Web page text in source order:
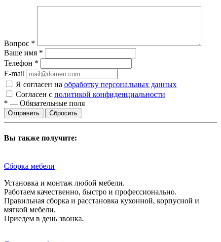
Вопрос *
Ваше имя *
Телефон *
E-mail
Я согласен на обработку персональных данных
Согласен с политикой конфиденциальности
* — Обязательные поля
Сбросить
Вы также получите:
Сборка мебели
Установка и монтаж любой мебели.
Работаем качественно, быстро и профессионально.
Правильная сборка и расстановка кухонной, корпусной и
мягкой мебели.
Приедем в день звонка.